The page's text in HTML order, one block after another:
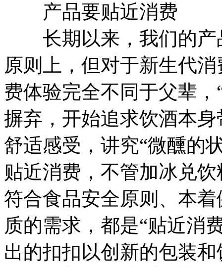
产品要贴近消费
长期以来，我们的产
原则上，但对于新生代
费体验完全不同于父辈
摒弃，开始追求饮酒本
舒适感受，讲究“微醺的
贴近消费，不管加冰兑
符合食品安全原则、本
质的需求，都是“贴近消
出的扣扣以创新的包装